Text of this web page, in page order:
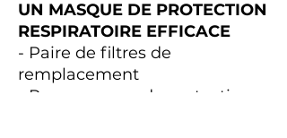
UN MASQUE DE PROTECTION
RESPIRATOIRE EFFICACE
- Paire de filtres de
remplacement
- Pour masque de protection